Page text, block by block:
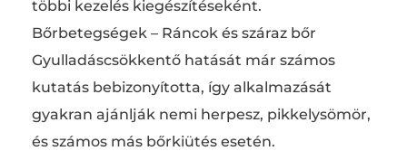
többi kezelés kiegészítéseként.
Bőrbetegségek – Ráncok és száraz bőr
Gyulladáscsökkentő hatását már számos
kutatás bebizonyította, így alkalmazását
gyakran ajánlják nemi herpesz, pikkelysömör,
és számos más bőrkiütés esetén.